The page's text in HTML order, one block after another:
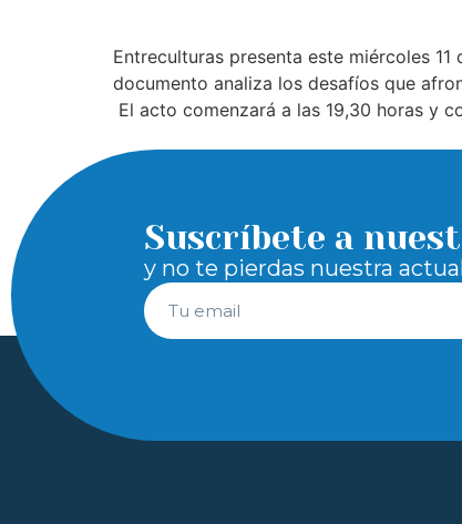
Entreculturas presenta este miércoles
documento analiza los desafíos que
El acto comenzará a las 19,30 horas y
Suscríbete a
y no te pierdas nuestra